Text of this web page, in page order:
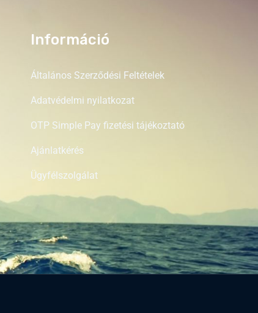
Információ
Általános Szerződési Feltételek
Adatvédelmi nyilatkozat
OTP Simple Pay fizetési tájékoztató
Ajánlatkérés
Ügyfélszolgálat